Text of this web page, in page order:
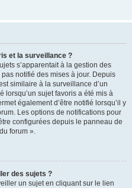
et la surveillance ?
s’apparentait à la gestion des
notifié des mises à jour. Depuis
similaire à la surveillance d’un
lorsqu’un sujet favoris a été mis à
également d’être notifié lorsqu’il y
Les options de notifications pour
configurées depuis le panneau de
forum ».
des sujets ?
un sujet en cliquant sur le lien